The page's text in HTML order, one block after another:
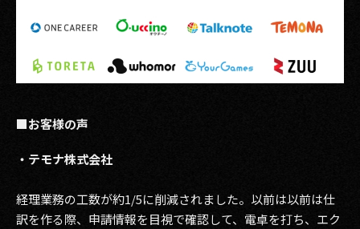
■お客様の声
・テモナ株式会社
経理業務の工数が約1/5に削減されました。以前は以前は仕
訳を作る際、申請情報を目視で確認して、電卓を打ち、エク